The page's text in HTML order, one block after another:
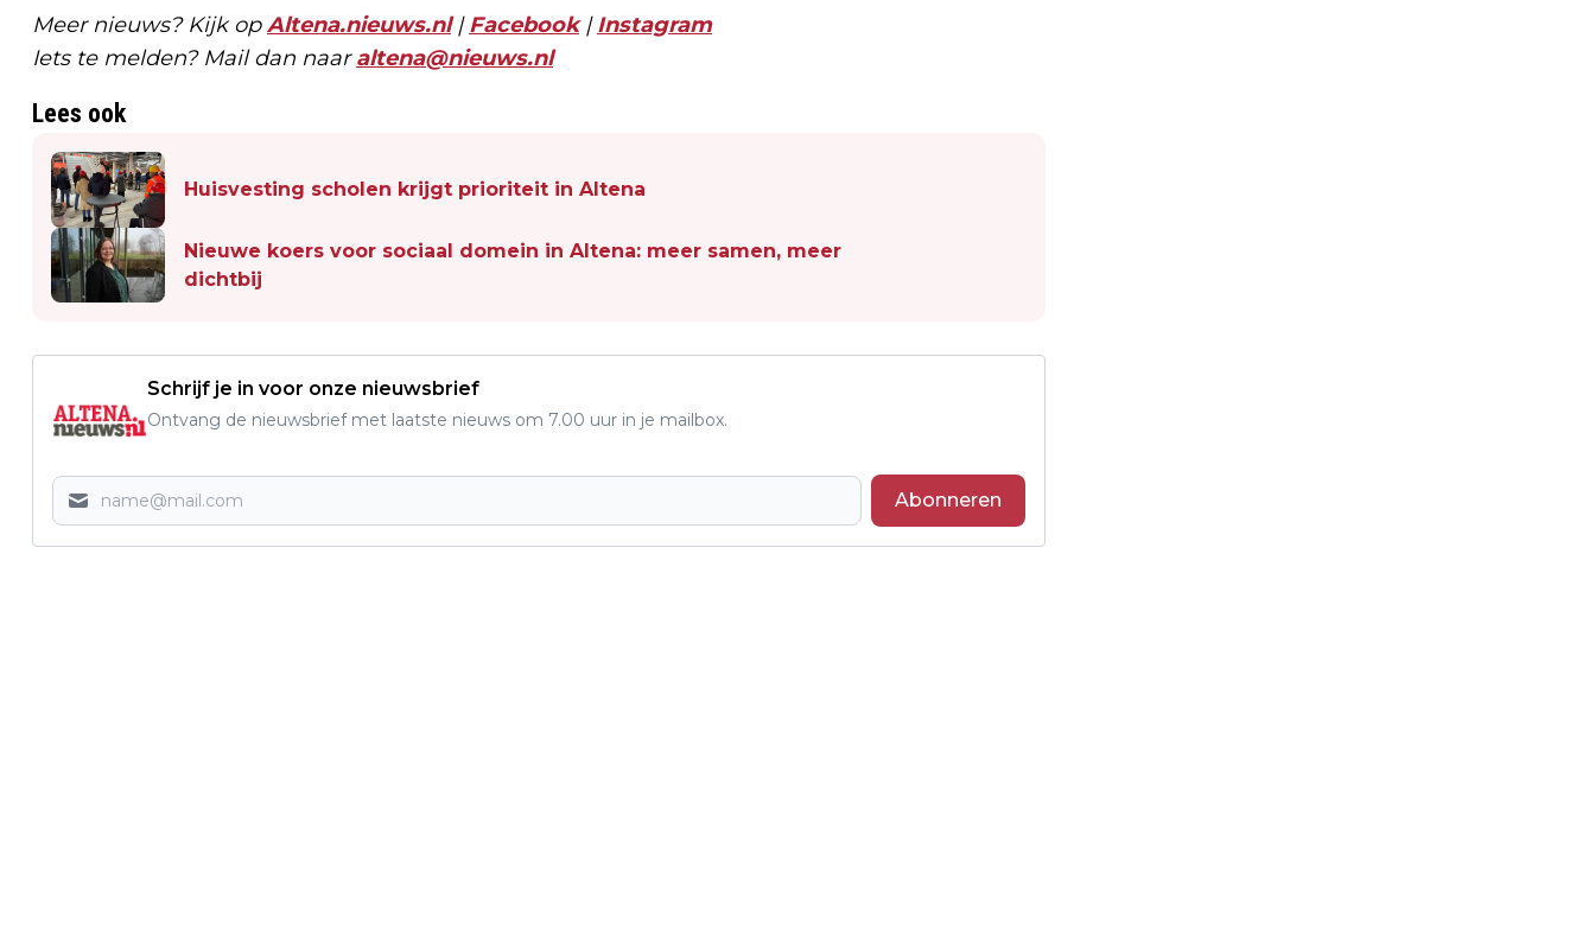
Meer nieuws? Kijk opAltena.nieuws.nl|Facebook|Instagram
Iets te melden? Mail dan naaraltena@nieuws.nl
Lees ook
Huisvesting scholen krijgt prioriteit in Altena
Nieuwe koers voor sociaal domein in Altena: meer samen, meer
dichtbij
Schrijf je in voor onze nieuwsbrief
Ontvang de nieuwsbrief met laatste nieuws om 7.00 uur in je mailbox.
Abonneren